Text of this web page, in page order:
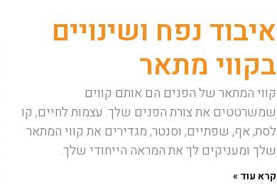
איבוד נפח ושינויים
בקווי מתאר
קווי המתאר של הפנים הם אותם קווים
שמשרטטים את צורת הפנים שלך. עצמות לחיים, קו
לסת, אף, שפתיים, וסנטר, מגדירים את קווי המתאר
שלך ומעניקים לך את המראה הייחודי שלך.
קרא עוד »